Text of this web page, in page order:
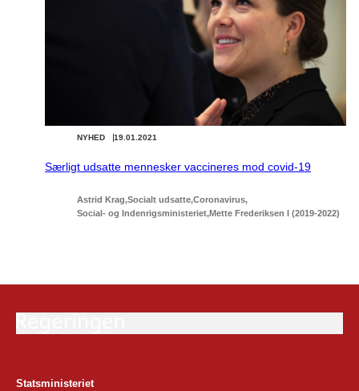
19.01.2021
NYHED
Særligt udsatte mennesker vaccineres mod covid-19
Astrid Krag Socialt udsatte Coronavirus
Social- og Indenrigsministeriet Mette Frederiksen I (2019-2022)
Statsministeriet